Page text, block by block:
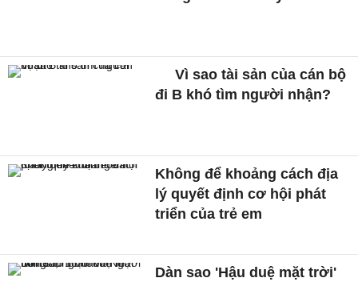
Vì sao tài sản của cán bộ
đi B khó tìm người nhận?
Không để khoảng cách địa
lý quyết định cơ hội phát
triển của trẻ em
Dàn sao 'Hậu duệ mặt trời'